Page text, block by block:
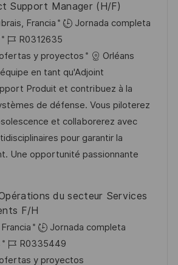
e
o
Support Manager (H/F)
Francia
Jornada completa
I
D
d
e
e
m
p
l
R0312635
y proyectos
Orléans
en tant qu'Adjoint
Produit et contribuez à la
de défense. Vous piloterez
et collaborerez avec
pour garantir la
Une opportunité passionnante
du secteur Services
F/H
Jornada completa
I
D
R0335449
y proyectos